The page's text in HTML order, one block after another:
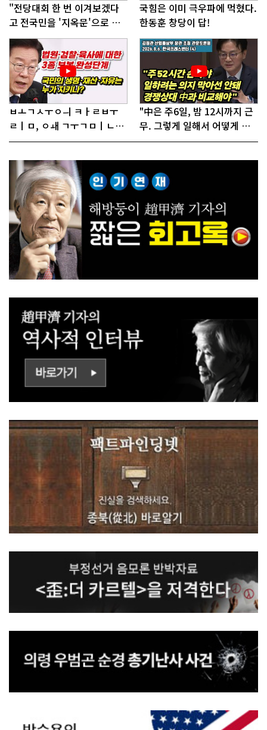
"전당대회 한 번 이겨보겠다
고 전국민을 '지옥문'으로 밀
어!"
국힘은 이미 극우파에 먹혔다.
한동훈 창당이 답!
ㅂㅗㄱㅅㅜㅇㅢ ㅋㅏㄹㅂㅜ
ㄹㅣㅁ, ㅇㅙ ㄱㅜㄱㅁㅣㄴㄷ
ㅡㄹㅇㅣ ㄷㅏㅇㅎㅐㅇㅑ ㅎ
"中은 주6일, 밤 12시까지 근
무. 그렇게 일해서 어떻게 경
쟁하냐 반문하더라"